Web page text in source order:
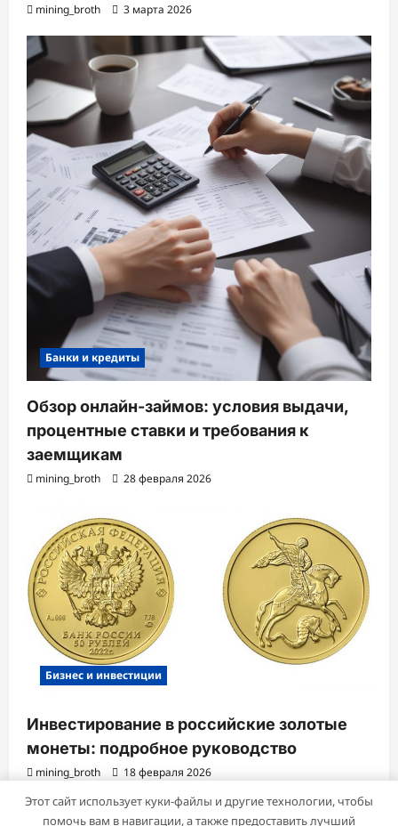
mining_broth 3 марта 2026
Банки и кредиты
Обзор онлайн-займов: условия выдачи,
процентные ставки и требования к
заемщикам
mining_broth 28 февраля 2026
Бизнес и инвестиции
Инвестирование в российские золотые
монеты: подробное руководство
mining_broth 18 февраля 2026
Этот сайт использует куки-файлы и другие технологии, чтобы
помочь вам в навигации, а также предоставить лучший